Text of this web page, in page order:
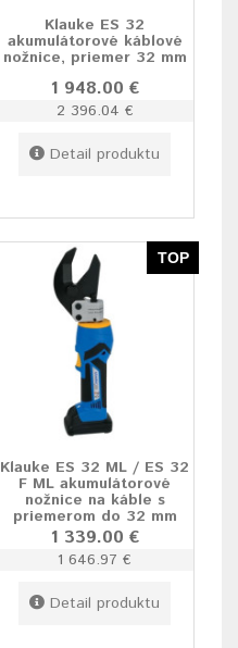
Klauke ES 32
akumulátorové káblové
nožnice, priemer 32 mm
1 948.00 €
2 396.04 €
Detail produktu
TOP
Klauke ES 32 ML / ES 32
F ML akumulátorové
nožnice na káble s
priemerom do 32 mm
1 339.00 €
1 646.97 €
Detail produktu